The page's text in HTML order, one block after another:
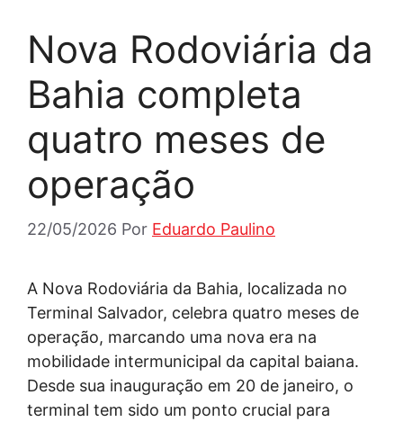
Nova Rodoviária da
Bahia completa
quatro meses de
operação
22/05/2026 Por Eduardo Paulino
A Nova Rodoviária da Bahia, localizada no
Terminal Salvador, celebra quatro meses de
operação, marcando uma nova era na
mobilidade intermunicipal da capital baiana.
Desde sua inauguração em 20 de janeiro, o
terminal tem sido um ponto crucial para